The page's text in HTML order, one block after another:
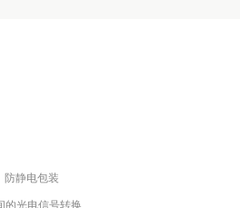
防静电包装
的光电信号转换